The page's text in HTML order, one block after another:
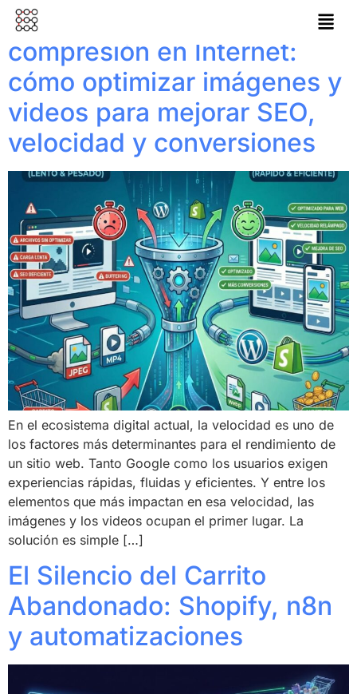
La importancia de la
compresión en Internet:
cómo optimizar imágenes y
videos para mejorar SEO,
velocidad y conversiones
En el ecosistema digital actual, la velocidad es uno de
los factores más determinantes para el rendimiento de
un sitio web. Tanto Google como los usuarios exigen
experiencias rápidas, fluidas y eficientes. Y entre los
elementos que más impactan en esa velocidad, las
imágenes y los videos ocupan el primer lugar. La
solución es simple […]
El Silencio del Carrito
Abandonado: Shopify, n8n
y automatizaciones